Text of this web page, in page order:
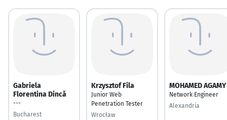
Gabriela
Florentina Dincă
---
Bucharest
Krzysztof Fila
Junior Web
Penetration Tester
Wrocław
MOHAMED AGAMY
Network Engineer
Alexandria